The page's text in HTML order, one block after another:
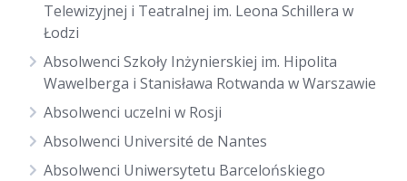
Telewizyjnej i Teatralnej im. Leona Schillera w
Łodzi
Absolwenci Szkoły Inżynierskiej im. Hipolita
Wawelberga i Stanisława Rotwanda w Warszawie
Absolwenci uczelni w Rosji
Absolwenci Université de Nantes
Absolwenci Uniwersytetu Barcelońskiego